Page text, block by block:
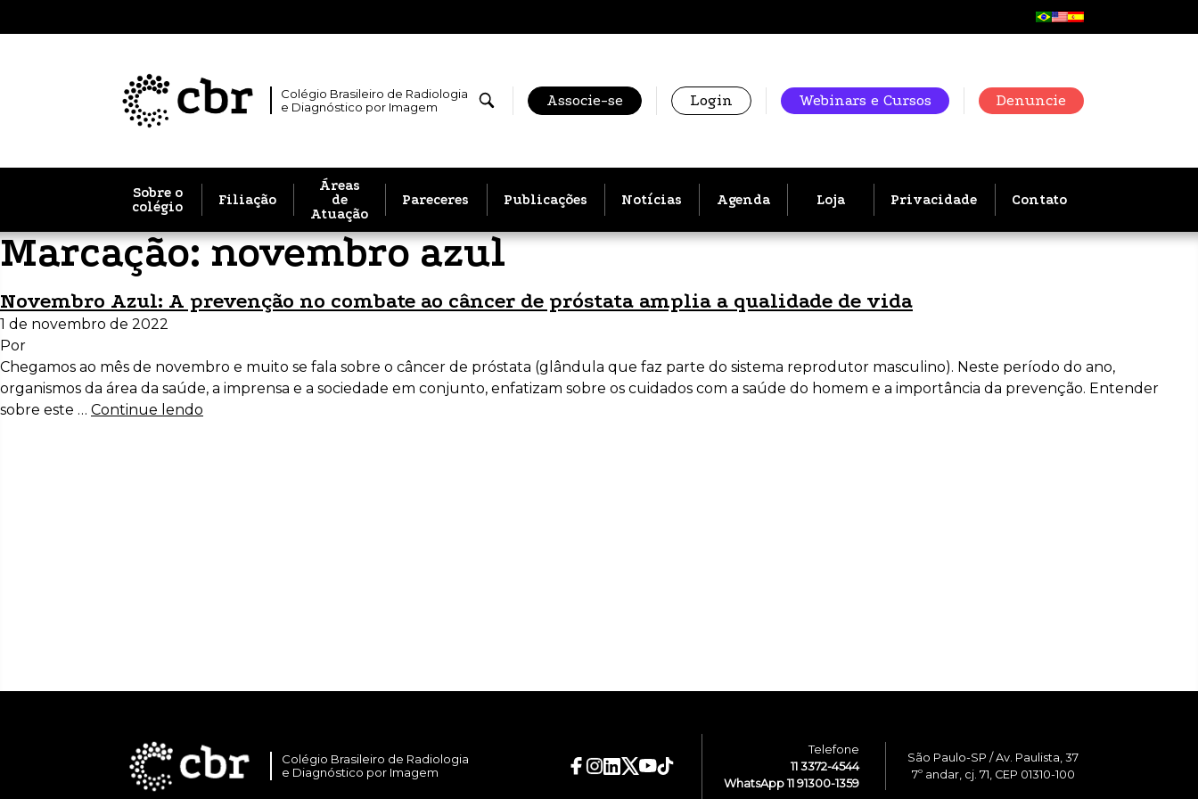
Colégio Brasileiro de Radiologia
e Diagnóstico por Imagem
Associe-se Login Webinars e Cursos Denuncie
Sobre o
colégio
Filiação
Áreas
de
Atuação
Pareceres Publicações Notícias Agenda Loja Privacidade Contato
Marcação:novembro azul
Novembro Azul: A prevenção no combate ao câncer de próstata amplia a qualidade de vida
1 de novembro de 2022
Por
Chegamos ao mês de novembro e muito se fala sobre o câncer de próstata (glândula que faz parte do sistema reprodutor masculino). Neste período do ano,
organismos da área da saúde, a imprensa e a sociedade em conjunto, enfatizam sobre os cuidados com a saúde do homem e a importância da prevenção. Entender
sobre este … Continue lendo
Colégio Brasileiro de Radiologia
e Diagnóstico por Imagem
Telefone
11 3372-4544
WhatsApp 11 91300-1359
São Paulo-SP / Av. Paulista, 37
7º andar, cj. 71, CEP 01310-100